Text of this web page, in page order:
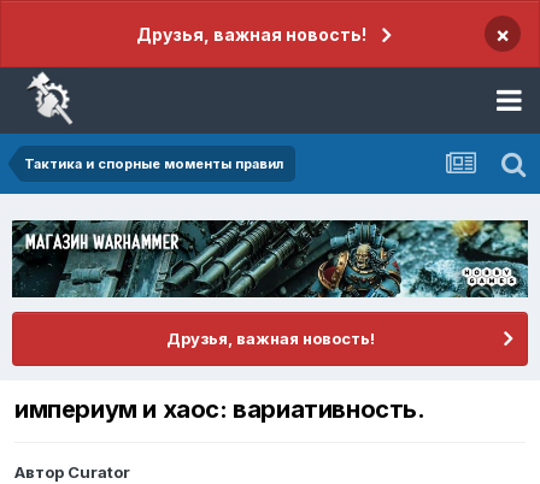
Друзья, важная новость! ×
Тактика и спорные моменты правил
Друзья, важная новость!
империум и хаос: вариативность.
Автор Curator